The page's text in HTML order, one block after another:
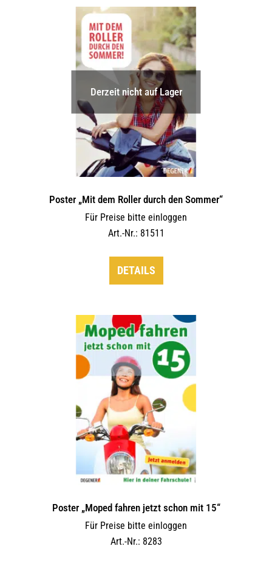
Derzeit nicht auf Lager
Poster „Mit dem Roller durch den Sommer“
Für Preise bitte einloggen
Art.-Nr.: 81511
DETAILS
Poster „Moped fahren jetzt schon mit 15“
Für Preise bitte einloggen
Art.-Nr.: 8283